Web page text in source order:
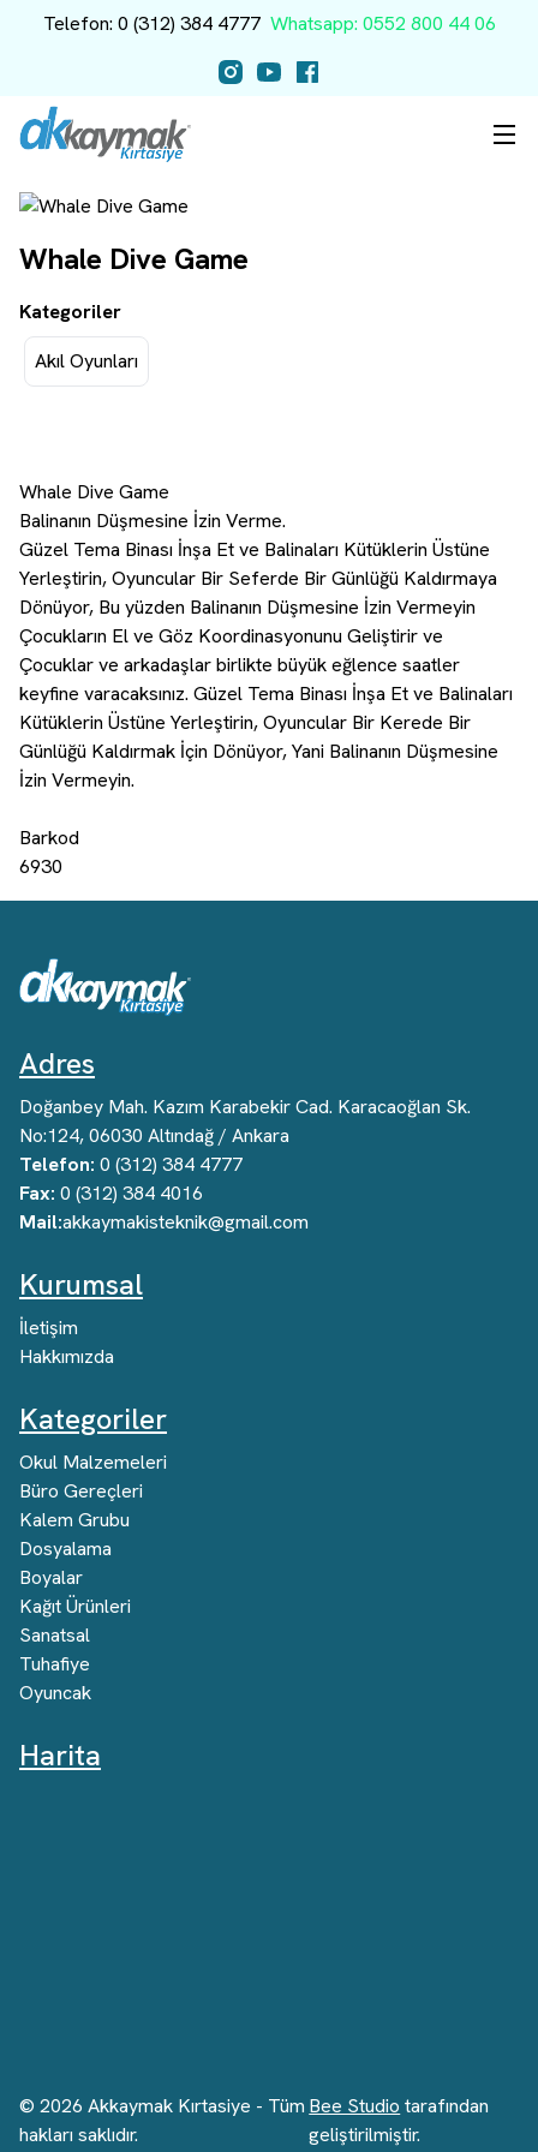
Telefon: 0 (312) 384 4777 Whatsapp: 0552 800 44 06
Whale Dive Game
Kategoriler
Akıl Oyunları
Whale Dive Game
Balinanın Düşmesine İzin Verme.
Güzel Tema Binası İnşa Et ve Balinaları Kütüklerin Üstüne
Yerleştirin, Oyuncular Bir Seferde Bir Günlüğü Kaldırmaya
Dönüyor, Bu yüzden Balinanın Düşmesine İzin Vermeyin
Çocukların El ve Göz Koordinasyonunu Geliştirir ve
Çocuklar ve arkadaşlar birlikte büyük eğlence saatler
keyfine varacaksınız. Güzel Tema Binası İnşa Et ve Balinaları
Kütüklerin Üstüne Yerleştirin, Oyuncular Bir Kerede Bir
Günlüğü Kaldırmak İçin Dönüyor, Yani Balinanın Düşmesine
İzin Vermeyin.
Barkod
6930
Adres
Doğanbey Mah. Kazım Karabekir Cad. Karacaoğlan Sk.
No:124, 06030 Altındağ / Ankara
Telefon: 0 (312) 384 4777
Fax: 0 (312) 384 4016
Mail:akkaymakisteknik@gmail.com
Kurumsal
İletişim
Hakkımızda
Kategoriler
Okul Malzemeleri
Büro Gereçleri
Kalem Grubu
Dosyalama
Boyalar
Kağıt Ürünleri
Sanatsal
Tuhafiye
Oyuncak
Harita
© 2026 Akkaymak Kırtasiye - Tüm
hakları saklıdır.
Bee Studio tarafından
geliştirilmiştir.